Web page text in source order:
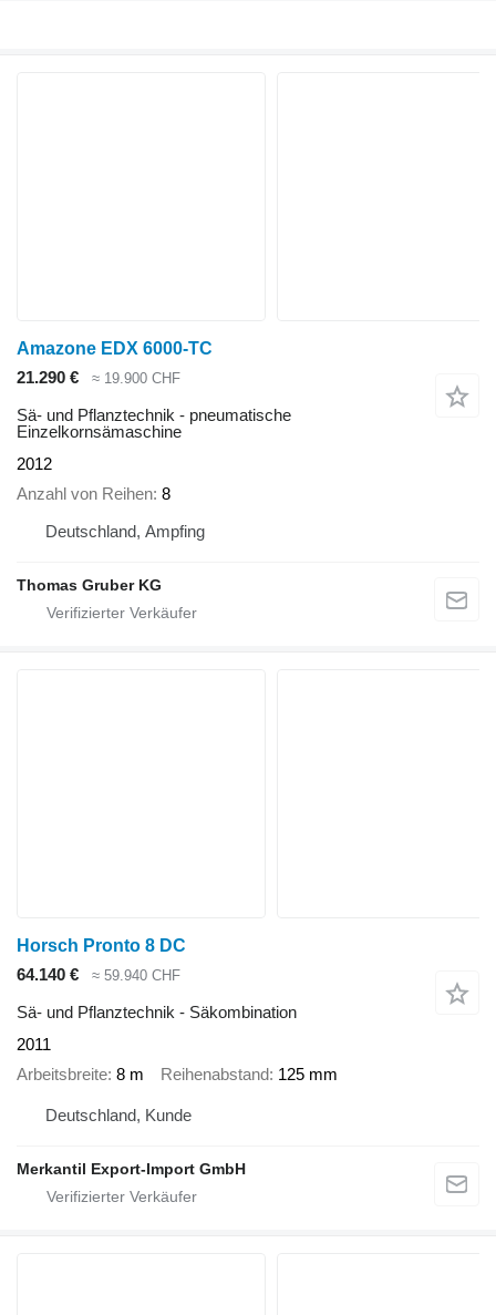
Amazone EDX 6000-TC
21.290 €
≈ 19.900 CHF
Sä- und Pflanztechnik - pneumatische
Einzelkornsämaschine
2012
Anzahl von Reihen 8
Deutschland, Ampfing
Thomas Gruber KG
Horsch Pronto 8 DC
64.140 €
≈ 59.940 CHF
Sä- und Pflanztechnik - Säkombination
2011
Arbeitsbreite 8 m Reihenabstand 125 mm
Deutschland, Kunde
Merkantil Export-Import GmbH